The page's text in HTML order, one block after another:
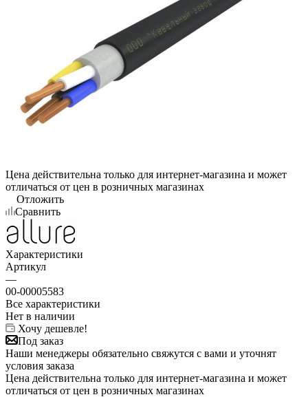
Цена действительна только для интернет-магазина и может
отличаться от цен в розничных магазинах
Отложить
Сравнить
Характеристики
Артикул
—
00-00005583
Все характеристики
Нет в наличии
Хочу дешевле!
Под заказ
Наши менеджеры обязательно свяжутся с вами и уточнят
условия заказа
Цена действительна только для интернет-магазина и может
отличаться от цен в розничных магазинах